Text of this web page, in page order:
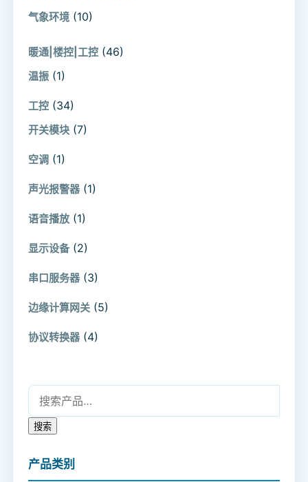
气象环境 (10)
暖通|楼控|工控 (46)
温振 (1)
工控 (34)
开关模块 (7)
空调 (1)
声光报警器 (1)
语音播放 (1)
显示设备 (2)
串口服务器 (3)
边缘计算网关 (5)
协议转换器 (4)
搜索：
搜索
产品类别